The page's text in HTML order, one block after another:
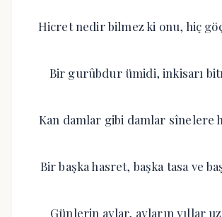
Hicret nedir bilmez ki onu, hiç
Bir gurûbdur ümidi, inkisarı
Kan damlar gibi damlar sînelere
Bir başka hasret, başka tasa ve
Günlerin aylar, ayların yıllar